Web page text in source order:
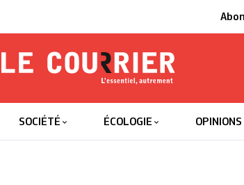
Le Courrier
SOCIÉTÉ ÉCOLOGIE OPINIONS